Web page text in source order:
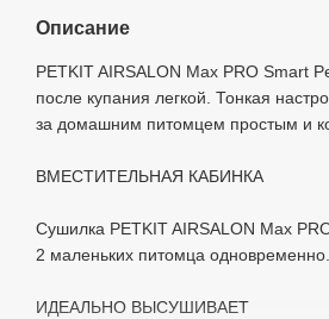
Описание
PETKIT AIRSALON Max PRO Smart
после купания легкой. Тонкая
за домашним питомцем простым и
ВМЕСТИТЕЛЬНАЯ КАБИНКА
Сушилка PETKIT AIRSALON Max
2 маленьких питомца одновременно.
ИДЕАЛЬНО ВЫСУШИВАЕТ